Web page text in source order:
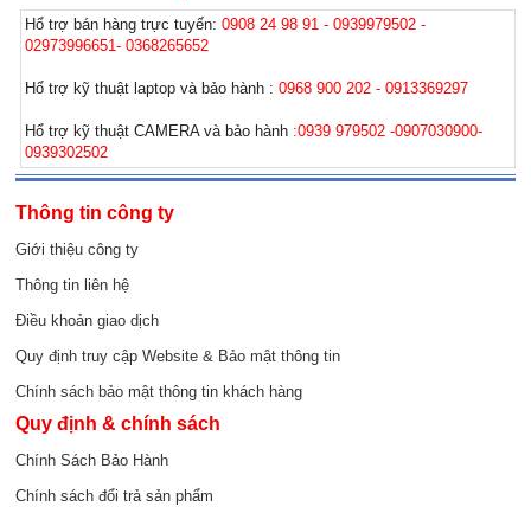
Hổ trợ bán hàng trực tuyến:0908 24 98 91 - 0939979502 -
02973996651- 0368265652
Hổ trợ kỹ thuật laptop và bảo hành :0968 900 202 - 0913369297
Hổ trợ kỹ thuật CAMERA và bảo hành :0939 979502 -0907030900-
0939302502
Thông tin công ty
Giới thiệu công ty
Thông tin liên hệ
Điều khoản giao dịch
Quy định truy cập Website & Bảo mật thông tin
Chính sách bảo mật thông tin khách hàng
Quy định & chính sách
Chính Sách Bảo Hành
Chính sách đổi trả sản phẩm